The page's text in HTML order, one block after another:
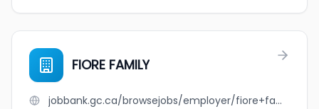
FIORE FAMILY
jobbank.gc.ca/browsejobs/employer/fiore+family/ca